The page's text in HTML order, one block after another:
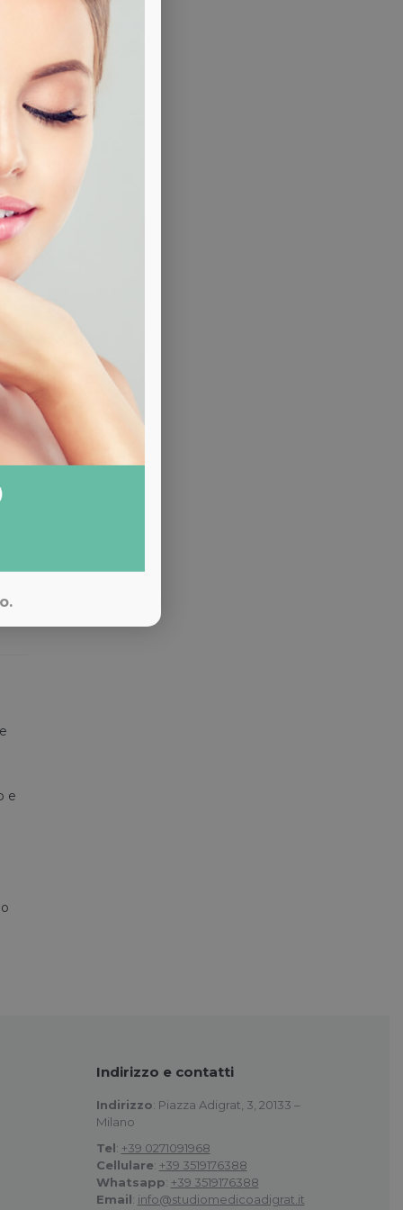
e
Indirizzo e contatti
Indirizzo: Piazza Adigrat, 3, 20133 –
Milano
Tel: +39 0271091968
Cellulare: +39 3519176388
Whatsapp: +39 3519176388
Email: info@studiomedicoadigrat.it